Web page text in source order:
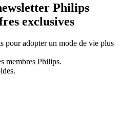
Philips
exclusives
pour adopter un mode de vie plus
membres Philips.